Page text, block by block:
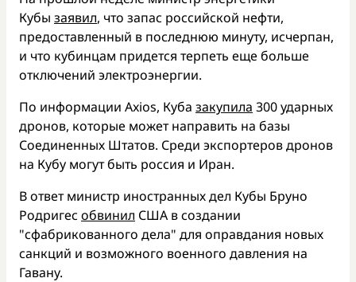
Кубы заявил, что запас российской нефти,
предоставленный в последнюю минуту, исчерпан,
и что кубинцам придется терпеть еще больше
отключений электроэнергии.
По информации Axios, Куба закупила 300 ударных
дронов, которые может направить на базы
Соединенных Штатов. Среди экспортеров дронов
на Кубу могут быть россия и Иран.
В ответ министр иностранных дел Кубы Бруно
Родригес обвинил США в создании
"сфабрикованного дела" для оправдания новых
санкций и возможного военного давления на
Гавану.